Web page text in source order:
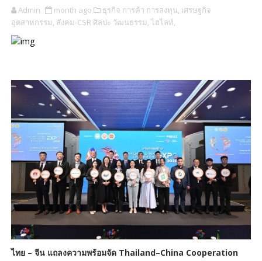
Admin month ago ธุรกิจ การค้า การลงทุน, เศรษฐกิจ
อุตสาหกรรม, สังคม-CSR ศิลปะ วัฒนธรรม, ไฮไลท์​,
ไทย – จีน แถลงความพร้อมจัด Thailand–China Cooperation